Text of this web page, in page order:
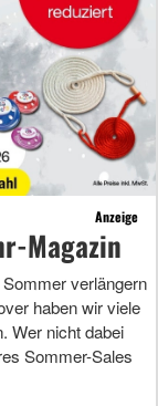
Anzeige
Magazin
verlängern
haben wir viele
Wer nicht dabei
Sommer-Sales